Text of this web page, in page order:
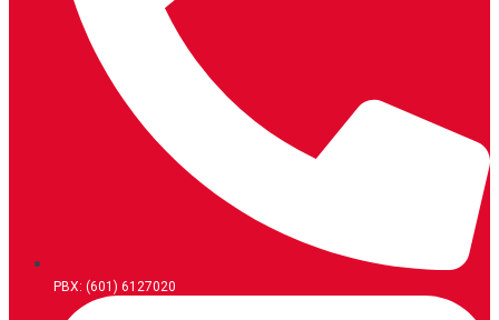
PBX: (601) 6127020